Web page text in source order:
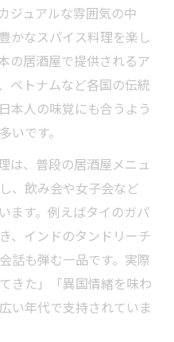
ジュアルな雰囲気の中
かなスパイス料理を楽し
の居酒屋で提供されるア
ベトナムなど各国の伝統
本人の味覚にも合うよう
いです。
は、普段の居酒屋メニュ
、飲み会や女子会など
ます。例えばタイのガパ
、インドのタンドリーチ
話も弾む一品です。実際
きた」「異国情緒を味わ
い年代で支持されていま